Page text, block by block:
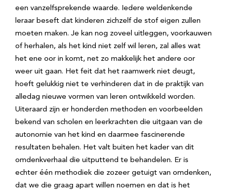
een vanzelfsprekende waarde. Iedere weldenkende
leraar beseft dat kinderen zichzelf de stof eigen zullen
moeten maken. Je kan nog zoveel uitleggen, voorkauwen
of herhalen, als het kind niet zelf wil leren, zal alles wat
het ene oor in komt, net zo makkelijk het andere oor
weer uit gaan. Het feit dat het raamwerk niet deugt,
hoeft gelukkig niet te verhinderen dat in de praktijk van
alledag nieuwe vormen van leren ontwikkeld worden.
Uiteraard zijn er honderden methoden en voorbeelden
bekend van scholen en leerkrachten die uitgaan van de
autonomie van het kind en daarmee fascinerende
resultaten behalen. Het valt buiten het kader van dit
omdenkverhaal die uitputtend te behandelen. Er is
echter één methodiek die zozeer getuigt van omdenken,
dat we die graag apart willen noemen en dat is het